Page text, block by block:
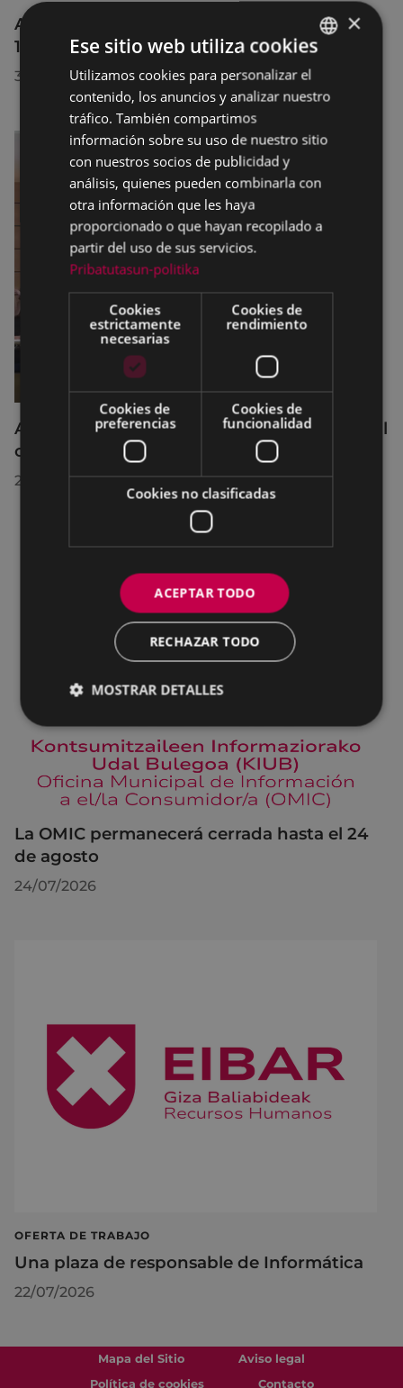
Afecciones al tráfico en la calle Egogain del
10 al 23 de agosto, por motivo de obras
30/07/2026
Acuerdos adoptados por el Pleno Municipal
celebrado el 27 de julio de 2026
28/07/2026
La OMIC permanecerá cerrada hasta el 24
de agosto
24/07/2026
OFERTA DE TRABAJO
Una plaza de responsable de Informática
22/07/2026
Mapa del Sitio
Aviso legal
Política de cookies
Contacto
BASQUE
SPANISH
×
Ese sitio web utiliza cookies
Utilizamos cookies para personalizar el
contenido, los anuncios y analizar nuestro
tráfico. También compartimos
información sobre su uso de nuestro sitio
con nuestros socios de publicidad y
análisis, quienes pueden combinarla con
otra información que les haya
proporcionado o que hayan recopilado a
partir del uso de sus servicios.
Pribatutasun-politika
Cookies
estrictamente
necesarias
Cookies de
rendimiento
Cookies de
preferencias
Cookies de
funcionalidad
Cookies no clasificadas
ACEPTAR TODO
RECHAZAR TODO
MOSTRAR DETALLES